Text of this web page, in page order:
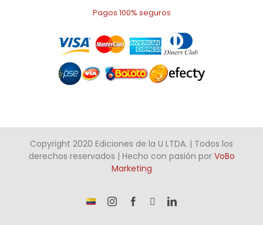
Pagos 100% seguros
Copyright 2020 Ediciones de la U LTDA. | Todos los
derechos reservados | Hecho con pasión por VoBo
Marketing
¡Somos InstagramFacebook LinkedIn